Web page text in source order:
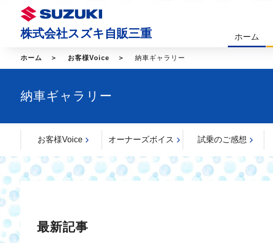
株式会社スズキ自販三重 ホーム
ホーム お客様Voice 納車ギャラリー
納車ギャラリー
お客様Voice オーナーズボイス 試乗のご感想
最新記事